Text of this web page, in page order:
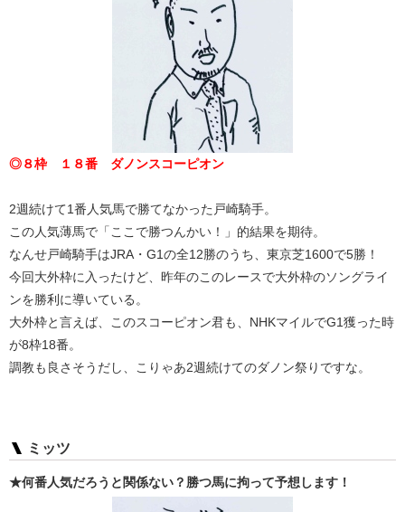
◎８枠 １８番 ダノンスコーピオン
2週続けて1番人気馬で勝てなかった戸崎騎手。
この人気薄馬で「ここで勝つんかい！」的結果を期待。
なんせ戸崎騎手はJRA・G1の全12勝のうち、東京芝1600で5勝！
今回大外枠に入ったけど、昨年のこのレースで大外枠のソングライ
ンを勝利に導いている。
大外枠と言えば、このスコーピオン君も、NHKマイルでG1獲った時
が8枠18番。
調教も良さそうだし、こりゃあ2週続けてのダノン祭りですな。
ミッツ
★何番人気だろうと関係ない？勝つ馬に拘って予想します！